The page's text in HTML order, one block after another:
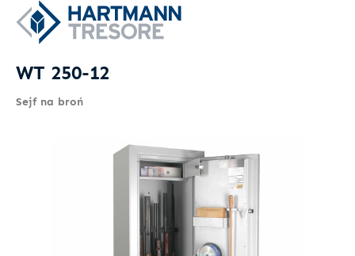
WT 250-12
Sejf na broń